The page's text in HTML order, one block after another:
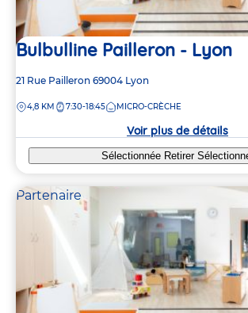
Bulbulline Pailleron - Lyon
Adresse
la
21 Rue Pailleron 69004 Lyon
DISTANCE
4,8 KM 7:30-18:45 MICRO-CRÈCHE
Voir plus de détails
Sélectionnée Retirer
Partenaire